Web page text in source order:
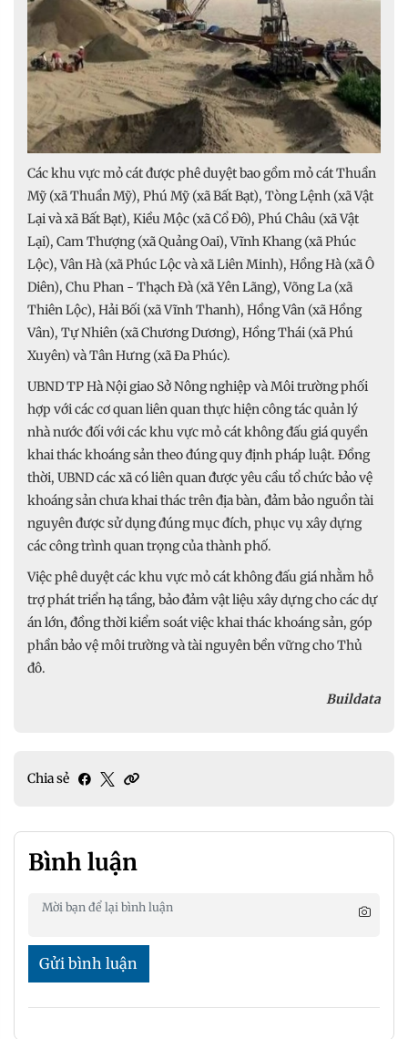
Các khu vực mỏ cát được phê duyệt bao gồm mỏ cát Thuần
Mỹ (xã Thuần Mỹ), Phú Mỹ (xã Bất Bạt), Tòng Lệnh (xã Vật
Lại và xã Bất Bạt), Kiều Mộc (xã Cổ Đô), Phú Châu (xã Vật
Lại), Cam Thượng (xã Quảng Oai), Vĩnh Khang (xã Phúc
Lộc), Vân Hà (xã Phúc Lộc và xã Liên Minh), Hồng Hà (xã Ô
Diên), Chu Phan - Thạch Đà (xã Yên Lãng), Võng La (xã
Thiên Lộc), Hải Bối (xã Vĩnh Thanh), Hồng Vân (xã Hồng
Vân), Tự Nhiên (xã Chương Dương), Hồng Thái (xã Phú
Xuyên) và Tân Hưng (xã Đa Phúc).
UBND TP Hà Nội giao Sở Nông nghiệp và Môi trường phối
hợp với các cơ quan liên quan thực hiện công tác quản lý
nhà nước đối với các khu vực mỏ cát không đấu giá quyền
khai thác khoáng sản theo đúng quy định pháp luật. Đồng
thời, UBND các xã có liên quan được yêu cầu tổ chức bảo vệ
khoáng sản chưa khai thác trên địa bàn, đảm bảo nguồn tài
nguyên được sử dụng đúng mục đích, phục vụ xây dựng
các công trình quan trọng của thành phố.
Việc phê duyệt các khu vực mỏ cát không đấu giá nhằm hỗ
trợ phát triển hạ tầng, bảo đảm vật liệu xây dựng cho các dự
án lớn, đồng thời kiểm soát việc khai thác khoáng sản, góp
phần bảo vệ môi trường và tài nguyên bền vững cho Thủ
đô.
Buildata
Chia sẻ
Bình luận
Gửi bình luận